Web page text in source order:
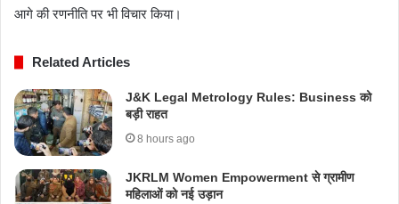
आगे की रणनीति पर भी विचार किया।
Related Articles
J&K Legal Metrology Rules: Business को
बड़ी राहत
8 hours ago
JKRLM Women Empowerment से ग्रामीण
महिलाओं को नई उड़ान